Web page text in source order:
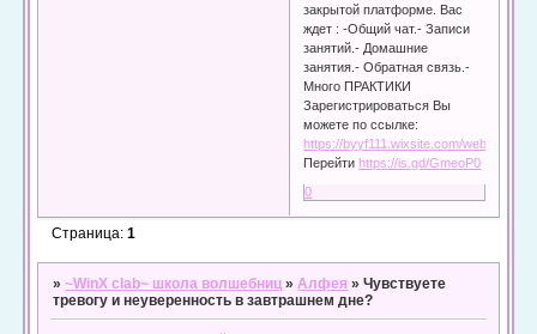
закрытой платформе. Вас
ждет : -Общий чат.- Записи
занятий.- Домашние
занятия.- Обратная связь.-
Много ПРАКТИКИ
Зарегистрироваться Вы
можете по ссылке:
https://byyf111.wixsite.com/website1631
Перейти https://is.gd/GmeoP0
0
Страница:1
»~WinX clab~ школа волшебниц »Алфея »Чувствуете
тревогу и неуверенность в завтрашнем дне?